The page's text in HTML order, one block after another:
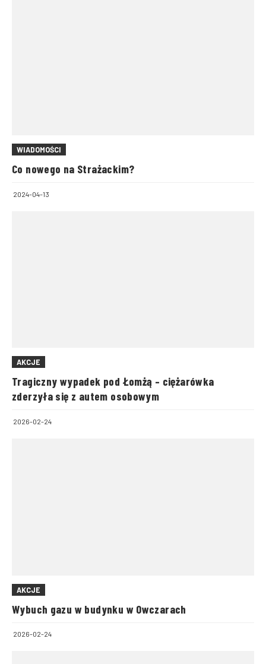
WIADOMOŚCI
Co nowego na Strażackim?
2024-04-13
AKCJE
Tragiczny wypadek pod Łomżą – ciężarówka
zderzyła się z autem osobowym
2026-02-24
AKCJE
Wybuch gazu w budynku w Owczarach
2026-02-24